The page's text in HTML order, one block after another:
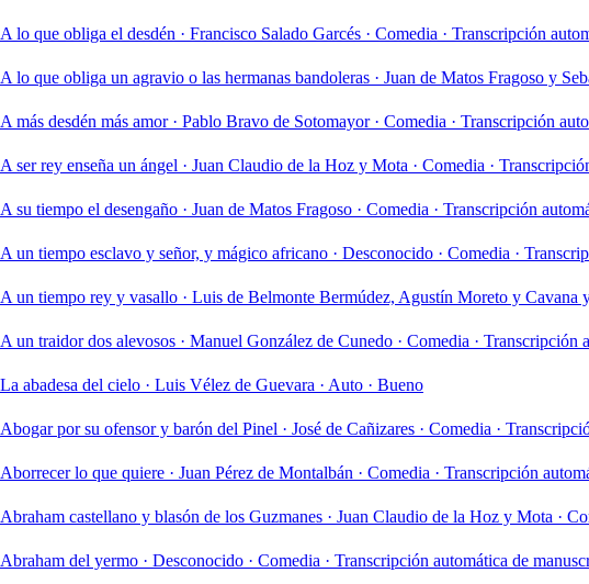
A lo que obliga el desdén · Francisco Salado Garcés · Comedia · Transcripción
A lo que obliga un agravio o las hermanas bandoleras · Juan de Matos Fragoso y
A más desdén más amor · Pablo Bravo de Sotomayor · Comedia · Transcripción
A ser rey enseña un ángel · Juan Claudio de la Hoz y Mota · Comedia ·
A su tiempo el desengaño · Juan de Matos Fragoso · Comedia · Transcripción
A un tiempo esclavo y señor, y mágico africano · Desconocido · Comedia ·
A un tiempo rey y vasallo · Luis de Belmonte Bermúdez, Agustín Moreto y Cavana
A un traidor dos alevosos · Manuel González de Cunedo · Comedia · Transcripción
La abadesa del cielo · Luis Vélez de Guevara · Auto · Bueno
Abogar por su ofensor y barón del Pinel · José de Cañizares · Comedia ·
Aborrecer lo que quiere · Juan Pérez de Montalbán · Comedia · Transcripción
Abraham castellano y blasón de los Guzmanes · Juan Claudio de la Hoz y Mota ·
Abraham del yermo · Desconocido · Comedia · Transcripción automática de